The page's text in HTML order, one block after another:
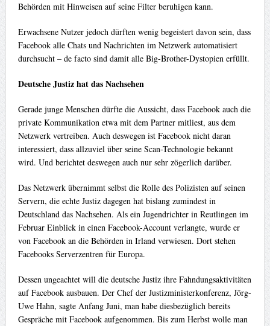
Behörden mit Hinweisen auf seine Filter beruhigen kann.
Erwachsene Nutzer jedoch dürften wenig begeistert davon sein, dass
Facebook alle Chats und Nachrichten im Netzwerk automatisiert
durchsucht – de facto sind damit alle Big-Brother-Dystopien erfüllt.
Deutsche Justiz hat das Nachsehen
Gerade junge Menschen dürfte die Aussicht, dass Facebook auch die
private Kommunikation etwa mit dem Partner mitliest, aus dem
Netzwerk vertreiben. Auch deswegen ist Facebook nicht daran
interessiert, dass allzuviel über seine Scan-Technologie bekannt
wird. Und berichtet deswegen auch nur sehr zögerlich darüber.
Das Netzwerk übernimmt selbst die Rolle des Polizisten auf seinen
Servern, die echte Justiz dagegen hat bislang zumindest in
Deutschland das Nachsehen. Als ein Jugendrichter in Reutlingen im
Februar Einblick in einen Facebook-Account verlangte, wurde er
von Facebook an die Behörden in Irland verwiesen. Dort stehen
Facebooks Serverzentren für Europa.
Dessen ungeachtet will die deutsche Justiz ihre Fahndungsaktivitäten
auf Facebook ausbauen. Der Chef der Justizministerkonferenz, Jörg-
Uwe Hahn, sagte Anfang Juni, man habe diesbezüglich bereits
Gespräche mit Facebook aufgenommen. Bis zum Herbst wolle man